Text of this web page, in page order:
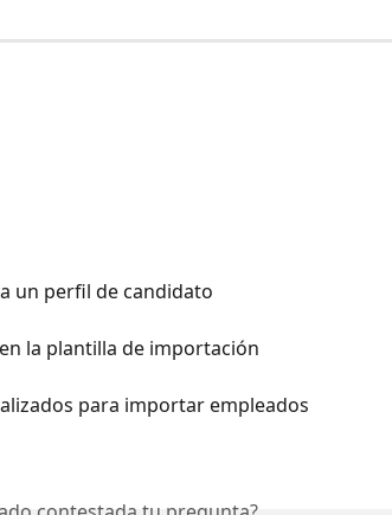
un perfil de candidato
la plantilla de importación
para importar empleados